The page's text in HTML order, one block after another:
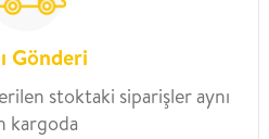
Gönderi
stoktaki siparişler aynı
kargoda